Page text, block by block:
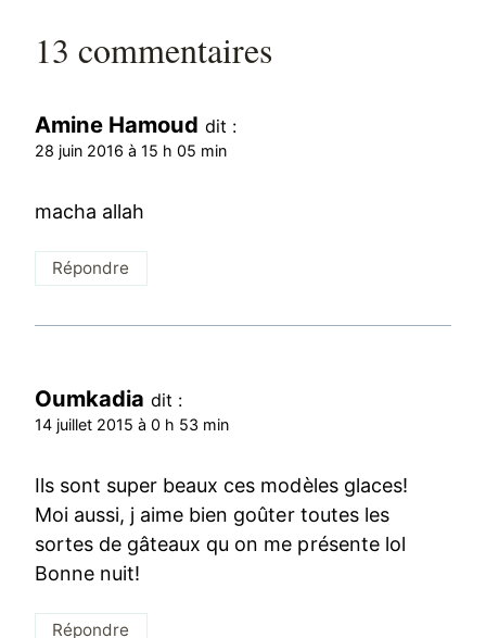
13 commentaires
Amine Hamoud dit :
28 juin 2016 à 15 h 05 min
macha allah
Répondre
Oumkadia dit :
14 juillet 2015 à 0 h 53 min
Ils sont super beaux ces modèles glaces!
Moi aussi, j aime bien goûter toutes les
sortes de gâteaux qu on me présente lol
Bonne nuit!
Répondre